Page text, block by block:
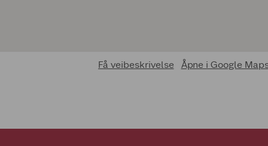
Få veibeskrivelse Åpne i Google